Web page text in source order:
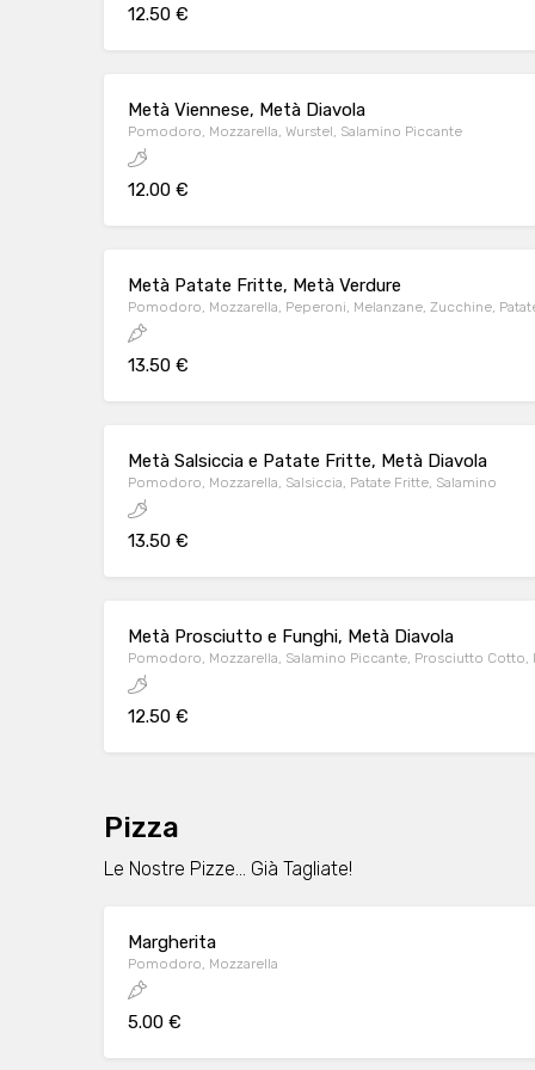
12.50 €
Metà Viennese, Metà Diavola
Pomodoro, Mozzarella, Wurstel, Salamino Piccante
12.00 €
Metà Patate Fritte, Metà Verdure
Pomodoro, Mozzarella, Peperoni, Melanzane, Zucchine,
13.50 €
Metà Salsiccia e Patate Fritte, Metà Diavola
Pomodoro, Mozzarella, Salsiccia, Patate Fritte, Salamino
13.50 €
Metà Prosciutto e Funghi, Metà Diavola
Pomodoro, Mozzarella, Salamino Piccante, Prosciutto Cotto,
12.50 €
Pizza
Le Nostre Pizze... Già Tagliate!
Margherita
Pomodoro, Mozzarella
5.00 €